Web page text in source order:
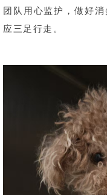
团队用心监护，做好
应三足行走。